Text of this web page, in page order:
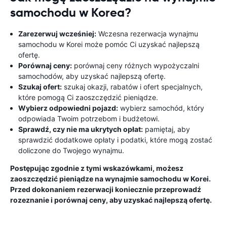
samochodu w Korea?
Zarezerwuj wcześniej: Wczesna rezerwacja wynajmu
samochodu w Korei może pomóc Ci uzyskać najlepszą
ofertę.
Porównaj ceny: porównaj ceny różnych wypożyczalni
samochodów, aby uzyskać najlepszą ofertę.
Szukaj ofert: szukaj okazji, rabatów i ofert specjalnych,
które pomogą Ci zaoszczędzić pieniądze.
Wybierz odpowiedni pojazd: wybierz samochód, który
odpowiada Twoim potrzebom i budżetowi.
Sprawdź, czy nie ma ukrytych opłat: pamiętaj, aby
sprawdzić dodatkowe opłaty i podatki, które mogą zostać
doliczone do Twojego wynajmu.
Postępując zgodnie z tymi wskazówkami, możesz
zaoszczędzić pieniądze na wynajmie samochodu w Korei.
Przed dokonaniem rezerwacji koniecznie przeprowadź
rozeznanie i porównaj ceny, aby uzyskać najlepszą ofertę.